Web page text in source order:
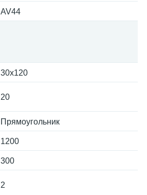
AV44
30x120
20
Прямоугольник
1200
300
2